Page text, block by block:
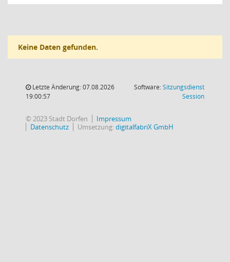
Keine Daten gefunden.
Letzte Änderung: 07.08.2026
19:00:57
Software:Sitzungsdienst
Session(Wird in
© 2023 Stadt Dorfen
Impressum
Datenschutz
Umsetzung:digitalfabriX GmbH